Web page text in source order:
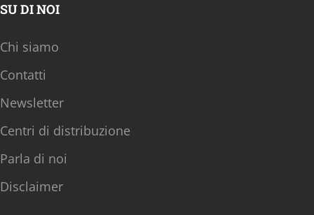
SU DI NOI
Chi siamo
Contatti
Newsletter
Centri di distribuzione
Parla di noi
Disclaimer